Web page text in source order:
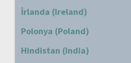
İrlanda (Ireland)
Polonya (Poland)
Hindistan (India)